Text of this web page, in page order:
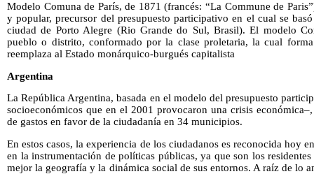
Modelo Comuna de París, de 1871 (francés: “La Commune de
y popular, precursor del presupuesto participativo en el cual se
ciudad de Porto Alegre (Rio Grande do Sul, Brasil). El modelo
pueblo o distrito, conformado por la clase proletaria, la cual
reemplaza al Estado monárquico-burgués capitalista
Argentina
La República Argentina, basada en el modelo del presupuesto
socioeconómicos que en el 2001 provocaron una crisis
de gastos en favor de la ciudadanía en 34 municipios.
En estos casos, la experiencia de los ciudadanos es reconocida hoy
en la instrumentación de políticas públicas, ya que son los
mejor la geografía y la dinámica social de sus entornos. A raíz de lo